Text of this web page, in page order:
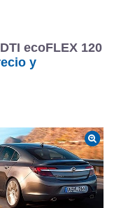
ecoFLEX 120
y